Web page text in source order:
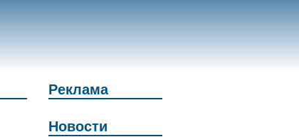
Реклама
Новости